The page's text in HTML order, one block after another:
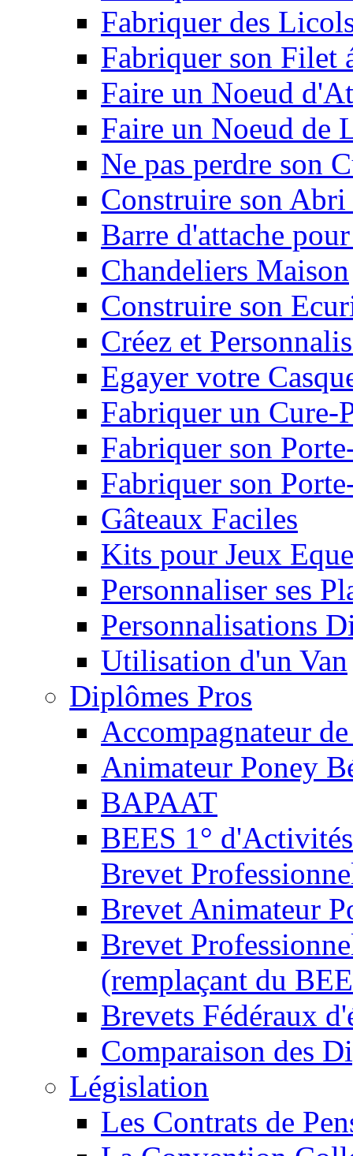
Fabriquer des
Fabriquer son Filet
Faire un Noeud
Faire un Noeud de
Ne pas perdre son
Construire son
Barre d'attache
Chandeliers Maison
Construire son
Créez et
Egayer votre
Fabriquer un Cure-
Fabriquer son
Fabriquer son
Gâteaux Faciles
Kits pour Jeux
Personnaliser ses
Personnalisations
Utilisation d'un Van
Diplômes Pros
Accompagnateur
Animateur Poney
BAPAAT
BEES 1°
Brevet
Brevet Animateur
Brevet
(remplaçant du
Brevets Fédéraux
Comparaison des
Législation
Les Contrats de